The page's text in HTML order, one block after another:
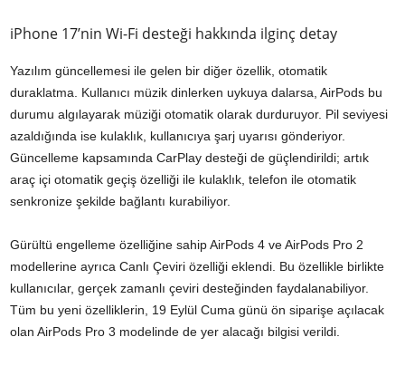
iPhone 17’nin Wi-Fi desteği hakkında ilginç detay
Yazılım güncellemesi ile gelen bir diğer özellik, otomatik
duraklatma. Kullanıcı müzik dinlerken uykuya dalarsa, AirPods bu
durumu algılayarak müziği otomatik olarak durduruyor. Pil seviyesi
azaldığında ise kulaklık, kullanıcıya şarj uyarısı gönderiyor.
Güncelleme kapsamında CarPlay desteği de güçlendirildi; artık
araç içi otomatik geçiş özelliği ile kulaklık, telefon ile otomatik
senkronize şekilde bağlantı kurabiliyor.
Gürültü engelleme özelliğine sahip AirPods 4 ve AirPods Pro 2
modellerine ayrıca Canlı Çeviri özelliği eklendi. Bu özellikle birlikte
kullanıcılar, gerçek zamanlı çeviri desteğinden faydalanabiliyor.
Tüm bu yeni özelliklerin, 19 Eylül Cuma günü ön siparişe açılacak
olan AirPods Pro 3 modelinde de yer alacağı bilgisi verildi.